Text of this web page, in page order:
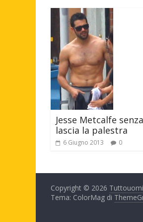
Jesse Metcalfe
lascia la palestra
6 Giugno 2013 0
Copyright © 2026
Tema: ColorMag di